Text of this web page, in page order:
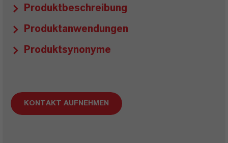
Produktbeschreibung
Produktanwendungen
Produktsynonyme
KONTAKT AUFNEHMEN